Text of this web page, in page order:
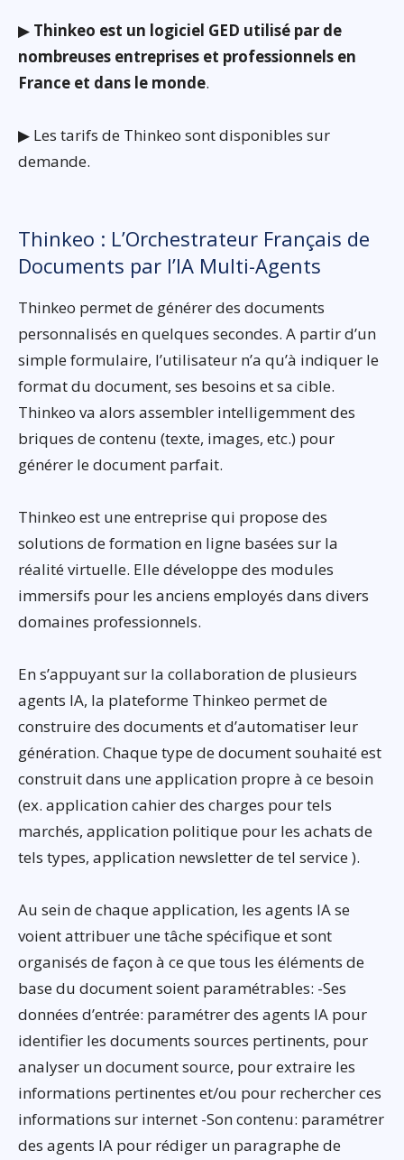
▶ Thinkeo est un logiciel GED utilisé par de
nombreuses entreprises et professionnels en
France et dans le monde.
▶ Les tarifs de Thinkeo sont disponibles sur
demande.
Thinkeo : L’Orchestrateur Français de
Documents par l’IA Multi-Agents
Thinkeo permet de générer des documents
personnalisés en quelques secondes. A partir d’un
simple formulaire, l’utilisateur n’a qu’à indiquer le
format du document, ses besoins et sa cible.
Thinkeo va alors assembler intelligemment des
briques de contenu (texte, images, etc.) pour
générer le document parfait.
Thinkeo est une entreprise qui propose des
solutions de formation en ligne basées sur la
réalité virtuelle. Elle développe des modules
immersifs pour les anciens employés dans divers
domaines professionnels.
En s’appuyant sur la collaboration de plusieurs
agents IA, la plateforme Thinkeo permet de
construire des documents et d’automatiser leur
génération. Chaque type de document souhaité est
construit dans une application propre à ce besoin
(ex. application cahier des charges pour tels
marchés, application politique pour les achats de
tels types, application newsletter de tel service ).
Au sein de chaque application, les agents IA se
voient attribuer une tâche spécifique et sont
organisés de façon à ce que tous les éléments de
base du document soient paramétrables: -Ses
données d’entrée: paramétrer des agents IA pour
identifier les documents sources pertinents, pour
analyser un document source, pour extraire les
informations pertinentes et/ou pour rechercher ces
informations sur internet -Son contenu: paramétrer
des agents IA pour rédiger un paragraphe de